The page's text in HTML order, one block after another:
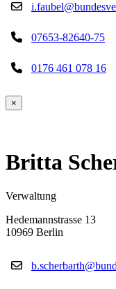
07653-82640-75
0176 461 078 16
×
Britta
Verwaltung
Hedemannstrasse 13
10969 Berlin